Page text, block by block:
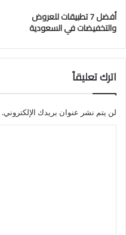
أفضل 7 تطبيقات للعروض
والتخفيضات في السعودية
اترك تعليقاً
لن يتم نشر عنوان بريدك الإلكتروني.